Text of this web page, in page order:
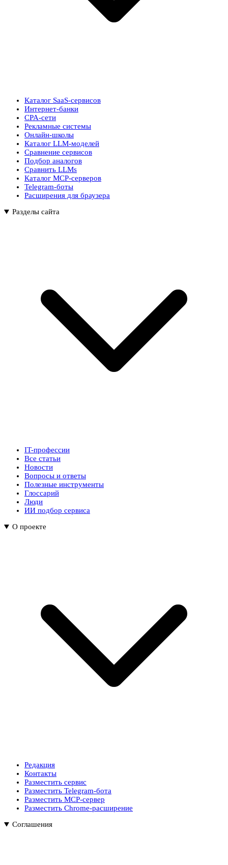
Каталог SaaS-сервисов
Интернет-банки
CPA-сети
Рекламные системы
Онлайн-школы
Каталог LLM-моделей
Сравнение сервисов
Подбор аналогов
Сравнить LLMs
Каталог MCP-серверов
Telegram-боты
Расширения для браузера
Разделы сайта
IT-профессии
Все статьи
Новости
Вопросы и ответы
Полезные инструменты
Глоссарий
Люди
ИИ подбор сервиса
О проекте
Редакция
Контакты
Разместить сервис
Разместить Telegram-бота
Разместить MCP-сервер
Разместить Chrome-расширение
Соглашения